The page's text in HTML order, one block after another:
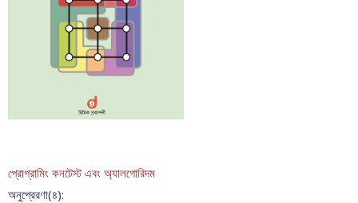
প্রোগ্রামিং কনটেস্ট এবং অ‍্যালগোরিদম
অনুপ্রেরণা(৪):